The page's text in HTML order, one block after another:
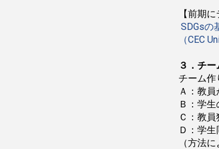
【前期
SDGsの
（CEC
３．チー
チーム
Ａ：教
Ｂ：学
Ｃ：教
Ｄ：学
（方法